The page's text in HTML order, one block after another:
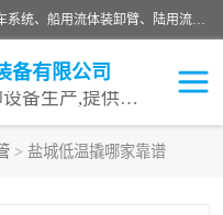
连云港深达石化装备有限公司是从事定量装车系统、船用流体装卸臂、陆用流体装卸臂（鹤管）、活动梯、钢构平台等全系列流体装卸设备的设计、制造、销售以及服务的专业供应商。公司始终以客户为中心，密切跟踪国内外油气储运及装卸设备先进技术的发展，以先进的技术、优质的产品、一流的服务，满足客户需求。
备有限公司
专业从事流体装卸设备生产,提供全面解决方案，生产与定制服务
> 盐城低温撬哪家靠谱